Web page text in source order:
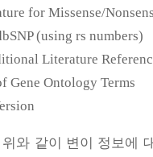
for Missense/
(using rs numbers)
Literature
Gene Ontology Terms
위와 같이 변이 정보에